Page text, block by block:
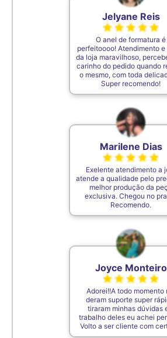
7,5cm
De acordo
Jelyane Reis
O anel de formatura é
perfeitoooo! Atendimento e
da loja maravilhoso,
carinho do pedido quando
o mesmo, com toda
Super recomendo!
Marilene Dias
Exelente atendimento a
atende a qualidade pelo
melhor produção da
exclusiva. Chegou no
Recomendo.
Joyce Monteiro
Adorei!!A todo momento
deram suporte super
tiraram minhas dúvidas
trabalho deles eu achei
Volto a ser cliente com